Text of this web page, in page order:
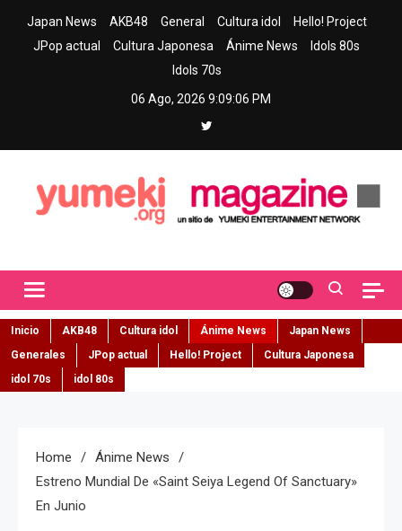
Japan News AKB48 General Cultura idol
Hello! Project
JPop actual
Cultura Japonesa Ánime News
Idols 80s
Idols 70s
06 Ago, 2026 9:09:07 PM
Inicio AKB48 Cultura idol Ánime News
Japan News
Generales
JPop actual Hello! Project
Cultura Japonesa
idol 70s
idol 80s
Home
Ánime News
Estreno Mundial De «Saint Seiya Legend Of Sanctuary»
En Junio